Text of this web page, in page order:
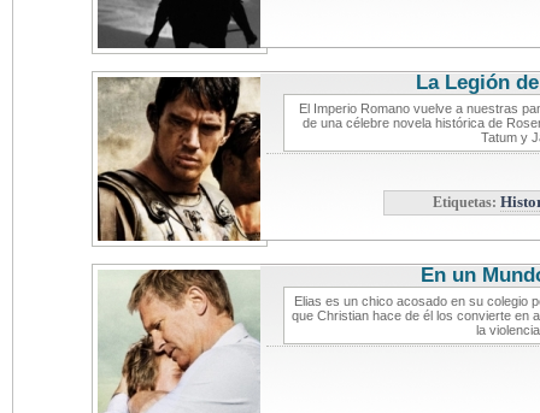
La Legión
El Imperio Romano vuelve a nuestras
de una célebre novela histórica de
Tatum y
Etiquetas:
En un
Elias es un chico acosado en su colegio
que Christian hace de él los convierte en
la